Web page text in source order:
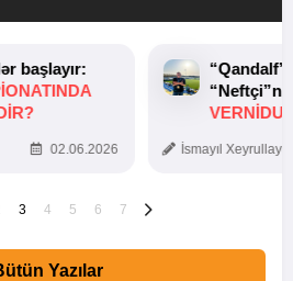
başlayır:
02.06.2026 İsmayıl
3 4 5 6 7
Yazılar